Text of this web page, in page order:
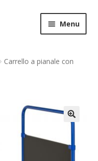
Menu
Carrello a pianale con
🔍